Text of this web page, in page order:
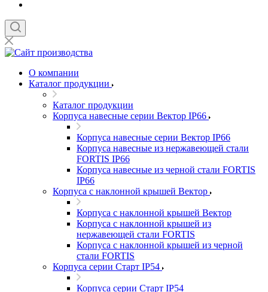
О компании
Каталог продукции
Каталог продукции
Корпуса навесные серии Вектор IP66
Корпуса навесные серии Вектор IP66
Корпуса навесные из нержавеющей стали
FORTIS IP66
Корпуса навесные из черной стали FORTIS
IP66
Корпуса с наклонной крышей Вектор
Корпуса с наклонной крышей Вектор
Корпуса с наклонной крышей из
нержавеющей стали FORTIS
Корпуса с наклонной крышей из черной
стали FORTIS
Корпуса серии Старт IP54
Корпуса серии Старт IP54